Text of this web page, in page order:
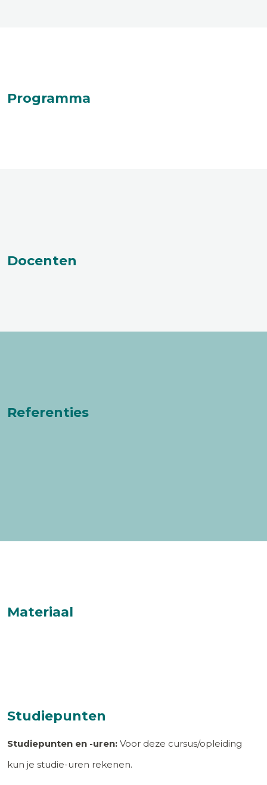
Programma
Docenten
Referenties
Materiaal
Studiepunten
Studiepunten en -uren: Voor deze cursus/opleiding
kun je studie-uren rekenen.